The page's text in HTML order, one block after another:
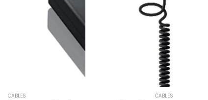
CABLES CABLES